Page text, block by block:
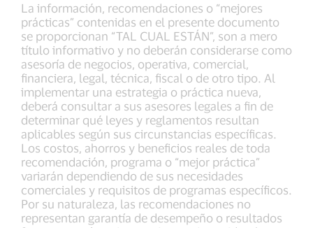
La información, recomendaciones o “mejores
prácticas” contenidas en el presente documento
se proporcionan “TAL CUAL ESTÁN”, son a mero
título informativo y no deberán considerarse como
asesoría de negocios, operativa, comercial,
financiera, legal, técnica, fiscal o de otro tipo. Al
implementar una estrategia o práctica nueva,
deberá consultar a sus asesores legales a fin de
determinar qué leyes y reglamentos resultan
aplicables según sus circunstancias específicas.
Los costos, ahorros y beneficios reales de toda
recomendación, programa o “mejor práctica”
variarán dependiendo de sus necesidades
comerciales y requisitos de programas específicos.
Por su naturaleza, las recomendaciones no
representan garantía de desempeño o resultados